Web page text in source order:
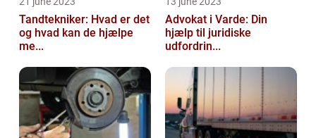
Tandtekniker: Hvad er det
og hvad kan de hjælpe
me...
Advokat i Varde: Din
hjælp til juridiske
udfordrin...